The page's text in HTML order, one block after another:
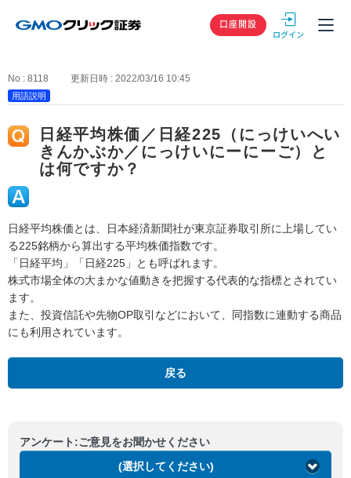
GMOクリック
口座開設
No : 8118 更新日時 : 2022/03/16 10:45
用語説明
日経平均株価／日経225（にっけいへい
きんかぶか／にっけいにーにーご）と
は何ですか？
日経平均株価とは、日本経済新聞社が東京証券取引所に上場してい
る225銘柄から算出する平均株価指数です。
「日経平均」「日経225」とも呼ばれます。
株式市場全体の大まかな値動きを把握する代表的な指標とされてい
ます。
また、投資信託や先物OP取引などにおいて、同指数に連動する商品
にも利用されています。
戻る
アンケート:ご意見をお聞かせください
(選択してください)